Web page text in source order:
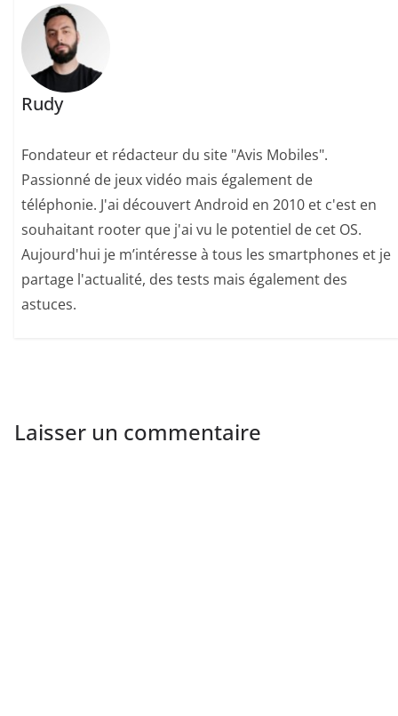
Rudy
Fondateur et rédacteur du site "Avis Mobiles".
Passionné de jeux vidéo mais également de
téléphonie. J'ai découvert Android en 2010 et c'est en
souhaitant rooter que j'ai vu le potentiel de cet OS.
Aujourd'hui je m’intéresse à tous les smartphones et je
partage l'actualité, des tests mais également des
astuces.
Laisser un commentaire